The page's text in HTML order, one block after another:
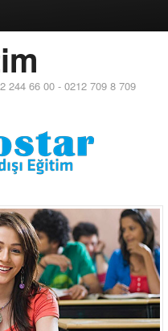
244 66 00 - 0212 709 8 709